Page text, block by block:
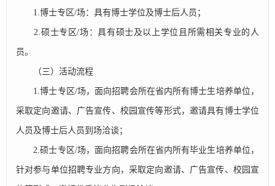
1.博士专区/场：具有博士学位及博士后人员；
2.硕士专区/场：具有硕士及以上学位且所需相关专业的人
员。
（三）活动流程
1.博士专区/场，面向招聘会所在省内所有博士生培养单位，
采取定向邀请、广告宣传、校园宣传等形式，邀请具有博士学位
人员及博士后人员到场洽谈；
2.硕士专区/场，面向招聘会所在省内所有毕业生培养单位，
针对参与单位招聘专业方向，采取定向邀请、广告宣传、校园宣